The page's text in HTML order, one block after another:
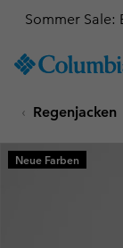
TO
SKIP
MAIN
NAV
Sommer Sale:
Regenjacken
Neue Farben